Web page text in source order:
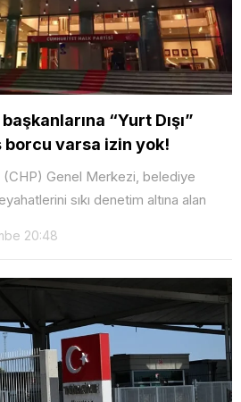
“Yurt Dışı”
borcu varsa izin yok!
(CHP) Genel Merkezi, belediye
sıkı denetim altına alan
20:48